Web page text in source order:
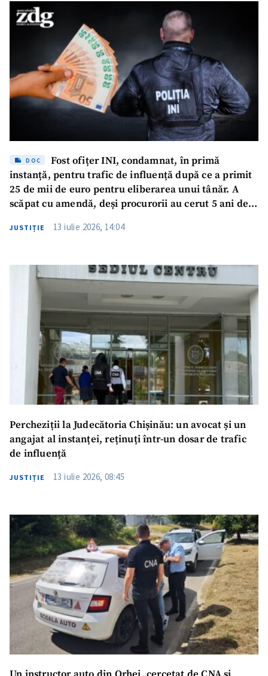
DOC
Fost ofițer INI, condamnat, în primă
instanță, pentru trafic de influență după ce a primit
25 de mii de euro pentru eliberarea unui tânăr. A
scăpat cu amendă, deși procurorii au cerut 5 ani de
JUSTIȚIE 13 iulie 2026, 14:04
Percheziții la Judecătoria Chișinău: un avocat și un
angajat al instanței, reținuți într-un dosar de trafic
de influență
JUSTIȚIE 13 iulie 2026, 08:45